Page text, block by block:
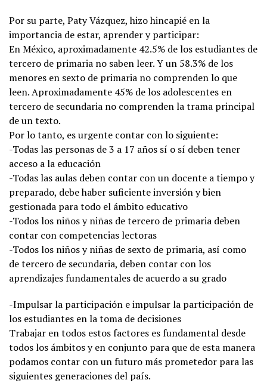
Por su parte, Paty Vázquez, hizo hincapié en la
importancia de estar, aprender y participar:
En México, aproximadamente 42.5% de los estudiantes de
tercero de primaria no saben leer. Y un 58.3% de los
menores en sexto de primaria no comprenden lo que
leen. Aproximadamente 45% de los adolescentes en
tercero de secundaria no comprenden la trama principal
de un texto.
Por lo tanto, es urgente contar con lo siguiente:
-Todas las personas de 3 a 17 años sí o sí deben tener
acceso a la educación
-Todas las aulas deben contar con un docente a tiempo y
preparado, debe haber suficiente inversión y bien
gestionada para todo el ámbito educativo
-Todos los niños y niñas de tercero de primaria deben
contar con competencias lectoras
-Todos los niños y niñas de sexto de primaria, así como
de tercero de secundaria, deben contar con los
aprendizajes fundamentales de acuerdo a su grado
-Impulsar la participación e impulsar la participación de
los estudiantes en la toma de decisiones
Trabajar en todos estos factores es fundamental desde
todos los ámbitos y en conjunto para que de esta manera
podamos contar con un futuro más prometedor para las
siguientes generaciones del país.